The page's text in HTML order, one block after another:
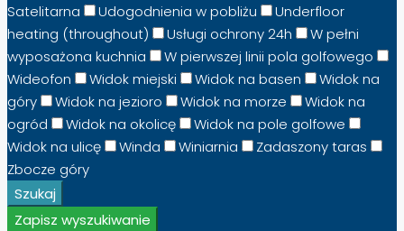
Satelitarna
Udogodnienia w pobliżu
Underfloor
heating (throughout)
Usługi ochrony 24h
W pełni
wyposażona kuchnia
W pierwszej linii pola golfowego
Wideofon
Widok miejski Widok na basen
Widok na
góry
Widok na jezioro Widok na morze
Widok na
ogród
Widok na okolicę
Widok na pole golfowe
Widok na ulicę
Winda Winiarnia
Zadaszony taras
Zbocze góry
Szukaj
Zapisz wyszukiwanie